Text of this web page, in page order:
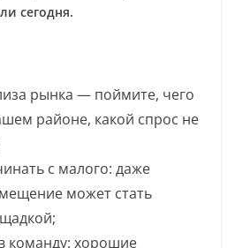
сегодня.
рынка — поймите, чего
районе, какой спрос не
с малого: даже
может стать
команду: хорошие